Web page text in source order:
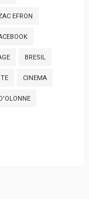
EFRON
BRESIL
CINEMA